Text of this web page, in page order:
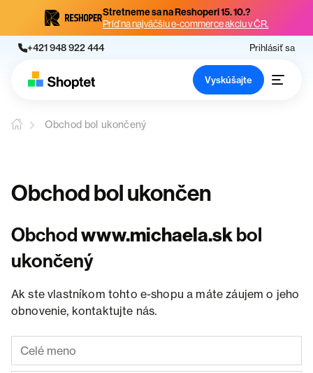
Stretneme sa na Reshoperi 15. 10.?
Príď na najväčšiu e-commerce akciu v ČR.
+421 948 922 444 Prihlásiť sa
Vyskúšajte
Obchod bol ukončený
Obchod bol ukončen
Obchodwww.michaela.skbol
ukončený
Ak ste vlastníkom tohto e-shopu a máte záujem o jeho
obnovenie, kontaktujte nás.